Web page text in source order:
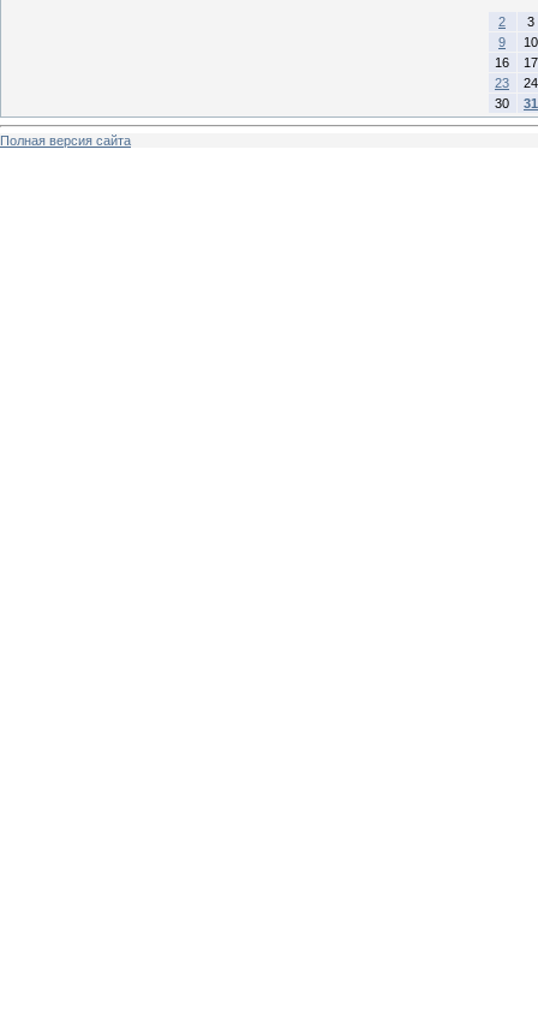
2
3
9
10
16
17
23
24
30
31
Полная версия сайта